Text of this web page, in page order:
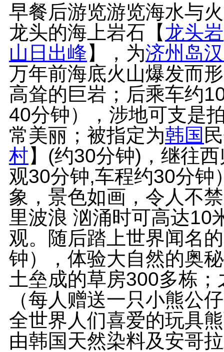
早餐后游览游览海水与
龙头的海上岩石【龙头岩
山日出峰】，为济州岛
万年前海底火山爆发而
高耸的巨岩；后乘车约
40分钟），涉地可支是
常美丽；被指定为韩国
村】(约30分钟)，继往
观30分钟,车程约30分钟
象，景色如画，令人不
里波浪 汹涌时可高达10
观。随后踏上世界闻名
钟），体验大自然的奥
土垒成的草房300多栋
（每人赠送一只小熊公
全世界人们喜爱的玩具
由韩国天然染料及安哥